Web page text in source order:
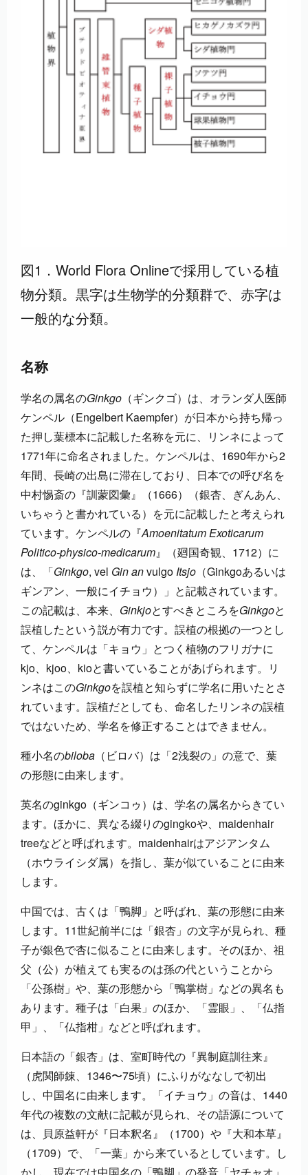
図1．World Flora Onlineで採用している植
物分類。黒字は生物学的分類群で、赤字は
一般的な分類。
名称
学名の属名のGinkgo （ギンクゴ）は、オランダ人医師
ケンペル（Engelbert Kaempfer）が日本から持ち帰っ
た押し葉標本に記載した名称を元に、リンネによって
1771年に命名されました。ケンペルは、1690年から2
年間、長崎の出島に滞在しており、日本での呼び名を
中村惕斎の『訓蒙図彙』（1666）（銀杏、ぎんあん、
いちゃうと書かれている）を元に記載したと考えられ
ています。ケンペルの『Amoenitatum Exoticarum
Politico-physico-medicarum』（廻国奇観、1712）に
は、「Ginkgo, vel Gin anvulgo Itsjo （Ginkgoあるいは
ギンアン、一般にイチョウ）」と記載されています。
この記載は、本来、 GinkjoとすべきところをGinkgoと
誤植したという説が有力です。誤植の根拠の一つとし
て、ケンペルは「キョウ」とつく植物のフリガナに
kjo、kjoo、kioと書いていることがあげられます。リ
ンネはこのGinkgoを誤植と知らずに学名に用いたとさ
れています。誤植だとしても、命名したリンネの誤植
ではないため、学名を修正することはできません。
種小名のbiloba （ビロバ）は「2浅裂の」の意で、葉
の形態に由来します。
英名のginkgo（ギンコゥ）は、学名の属名からきてい
ます。ほかに、異なる綴りのgingkoや、maidenhair
treeなどと呼ばれます。maidenhairはアジアンタム
（ホウライシダ属）を指し、葉が似ていることに由来
します。
中国では、古くは「鴨脚」と呼ばれ、葉の形態に由来
します。11世紀前半には「銀杏」の文字が見られ、種
子が銀色で杏に似ることに由来します。そのほか、祖
父（公）が植えても実るのは孫の代ということから
「公孫樹」や、葉の形態から「鴨掌樹」などの異名も
あります。種子は「白果」のほか、「霊眼」、「仏指
甲」、「仏指柑」などと呼ばれます。
日本語の「銀杏」は、室町時代の『異制庭訓往来』
（虎関師錬、1346〜75頃）にふりがななしで初出
し、中国名に由来します。「イチョウ」の音は、1440
年代の複数の文献に記載が見られ、その語源について
は、貝原益軒が『日本釈名』（1700）や『大和本草』
（1709）で、「一葉」から来ているとしています。し